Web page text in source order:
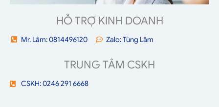
HỖ TRỢ KINH DOANH
Mr. Lâm: 0814496120 Zalo: Tùng Lâm
TRUNG TÂM CSKH
CSKH: 0246 291 6668